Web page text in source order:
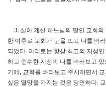
3.살아 계신 하느님의 딸인 교회
한 이후로 교회가 눈을 뜨고 나를 바
되었다. 머리로는 항상 최고의 지성
하고 순수한 지성이 나를 바라보고
기에 , 교회를 바라보고 주시하면서
싶은 열망을 가지는 것은 당연하다.